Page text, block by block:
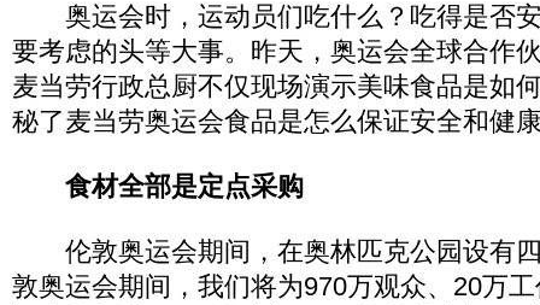
奥运会时，运动员们吃什么？吃得是否
要考虑的头等大事。昨天，奥运会全球合作
麦当劳行政总厨不仅现场演示美味食品是如
秘了麦当劳奥运会食品是怎么保证安全和健
食材全部是定点采购
伦敦奥运会期间，在奥林匹克公园设有四
敦奥运会期间，我们将为970万观众、20万